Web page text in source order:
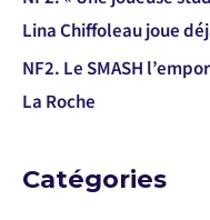
Lina Chiffoleau joue
NF2. Le SMASH
La Roche
Catégories